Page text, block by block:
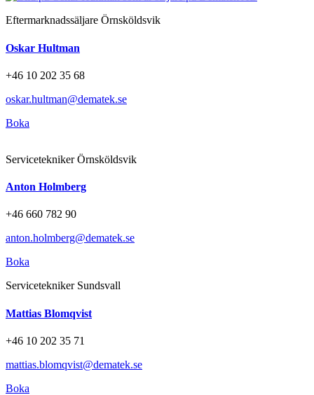
Eftermarknadssäljare Örnsköldsvik
Oskar Hultman
+46 10 202 35 68
oskar.hultman@dematek.se
Boka
Servicetekniker Örnsköldsvik
Anton Holmberg
+46 660 782 90
anton.holmberg@dematek.se
Boka
Servicetekniker Sundsvall
Mattias Blomqvist
+46 10 202 35 71
mattias.blomqvist@dematek.se
Boka